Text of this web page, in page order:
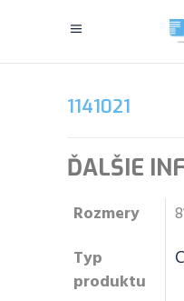
1141021
ĎALŠIE
Rozmery
Typ
produktu